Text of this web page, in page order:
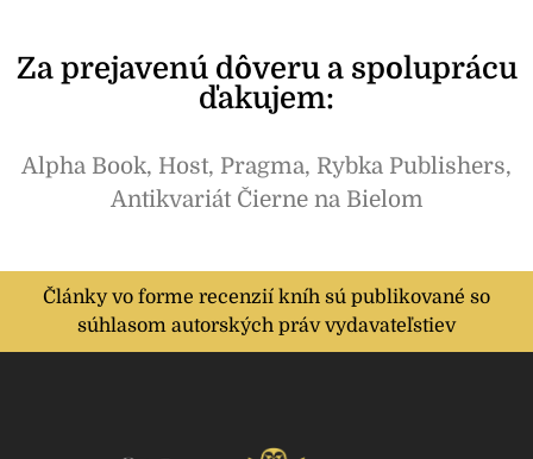
Za prejavenú dôveru a spoluprácu
ďakujem:
Alpha Book, Host, Pragma, Rybka Publishers,
Antikvariát Čierne na Bielom
Články vo forme recenzií kníh sú publikované so
súhlasom autorských práv vydavateľstiev